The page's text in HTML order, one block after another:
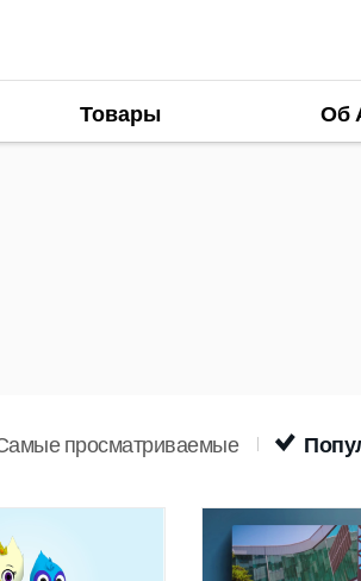
Товары Об
просматриваемые